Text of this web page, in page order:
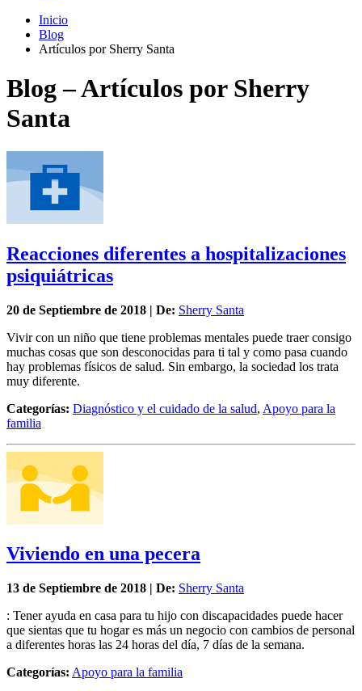
Inicio
Blog
Artículos por Sherry Santa
Blog – Artículos por Sherry
Santa
Reacciones diferentes a hospitalizaciones
psiquiátricas
20 de Septiembre de 2018 | De: Sherry Santa
Vivir con un niño que tiene problemas mentales puede traer consigo
muchas cosas que son desconocidas para ti tal y como pasa cuando
hay problemas físicos de salud. Sin embargo, la sociedad los trata
muy diferente.
Categorías: Diagnóstico y el cuidado de la salud, Apoyo para la
familia
Viviendo en una pecera
13 de Septiembre de 2018 | De: Sherry Santa
: Tener ayuda en casa para tu hijo con discapacidades puede hacer
que sientas que tu hogar es más un negocio con cambios de personal
a diferentes horas las 24 horas del día, 7 días de la semana.
Categorías: Apoyo para la familia